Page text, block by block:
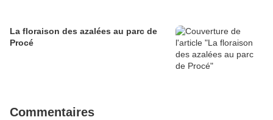
La floraison des azalées au parc de
Procé
Commentaires